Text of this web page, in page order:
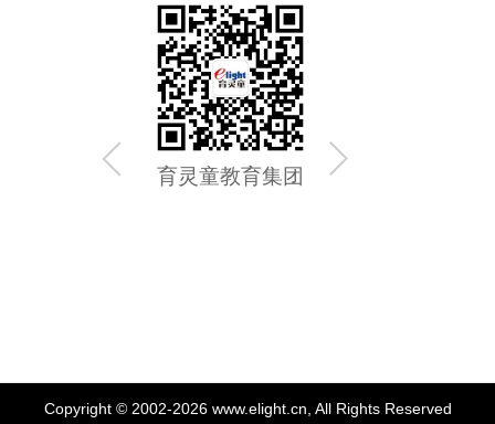
育灵童教育集团
Copyright © 2002-2026 www.elight.cn, All Rights Reserved